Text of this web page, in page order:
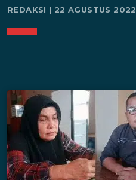
REDAKSI | 22 AGUSTUS 2022